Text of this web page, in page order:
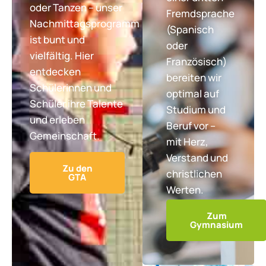
oder Tanzen – unser
Nachmittagsprogramm
ist bunt und
vielfältig. Hier
entdecken
Schülerinnen und
Schüler ihre Talente
und erleben
Gemeinschaft.
Zu den
GTA
Fremdsprache
(Spanisch
oder
Französisch)
bereiten wir
optimal auf
Studium und
Beruf vor –
mit Herz,
Verstand und
christlichen
Werten.
Zum
Gymnasium